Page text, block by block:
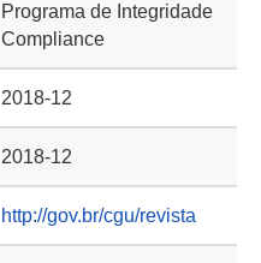
Programa de Integridade
Compliance
2018-12
2018-12
http://gov.br/cgu/revista